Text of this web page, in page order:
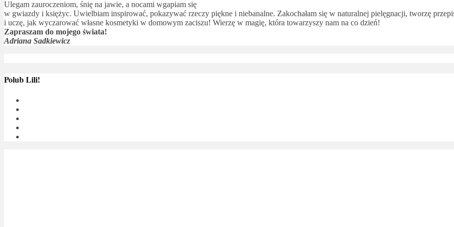
Ulegam zauroczeniom, śnię na jawie, a nocami wgapiam się
w gwiazdy i księżyc. Uwielbiam inspirować, pokazywać rzeczy piękne i niebanalne. Zakochałam się w naturalnej pielęgnacji, tworzę
i uczę, jak wyczarować własne kosmetyki w domowym zaciszu! Wierzę w magię, która towarzyszy nam na co dzień!
Zapraszam do mojego świata!
Adriana Sadkiewicz
Polub Lili!